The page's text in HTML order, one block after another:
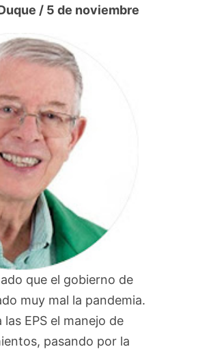
/ 5 de noviembre
que el gobierno de
muy mal la pandemia.
EPS el manejo de
pasando por la